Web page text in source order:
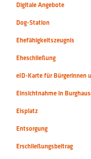
Digitale Angebote
Dog-Station
Ehefähigkeitszeugnis
Eheschließung
eID-Karte für Bürgerinnen
Einsichtnahme in
Eisplatz
Entsorgung
Erschließungsbeitrag